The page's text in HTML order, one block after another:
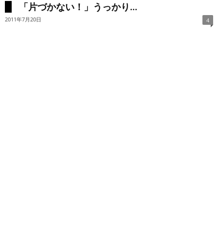
「片づかない！」うっかり...
2011年7月20日 4